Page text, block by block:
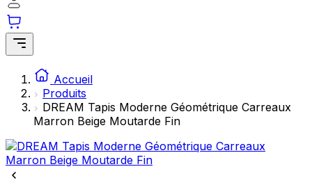
Accueil
Produits
DREAM Tapis Moderne Géométrique Carreaux
Marron Beige Moutarde Fin
comme votre langue préférée ou la région dans laquelle vous vous
trouvez.
Statistiques
Les cookies statistiques aident les propriétaires de sites web à
comprendre comment les visiteurs interagissent avec les sites en
collectant et en rapportant des informations de manière anonyme.
Marketing
Les cookies marketing sont utilisés pour suivre les utilisateurs sur les